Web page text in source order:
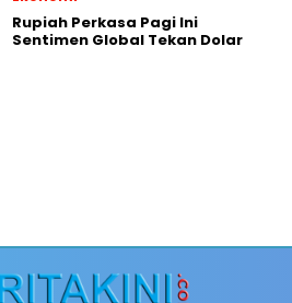
Rupiah Perkasa Pagi Ini
Sentimen Global Tekan Dolar